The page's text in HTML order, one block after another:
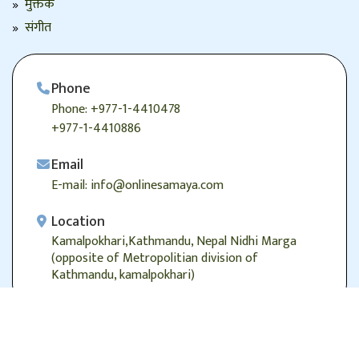
मुक्तक
संगीत
Phone
Phone: +977-1-4410478
+977-1-4410886
Email
E-mail: info@onlinesamaya.com
Location
Kamalpokhari,Kathmandu, Nepal Nidhi Marga
(opposite of Metropolitian division of
Kathmandu, kamalpokhari)